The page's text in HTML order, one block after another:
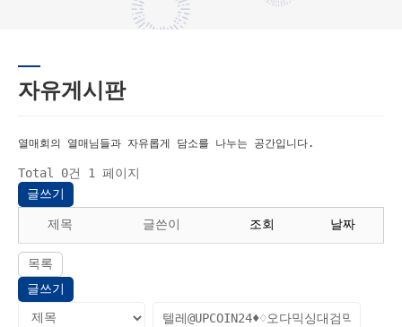
자유게시판
열매회의 열매님들과 자유롭게 담소를 나누는 공간입니다.
Total 0건
1 페이지
글쓰기
제목 글쓴이 조회 날짜
목록
글쓰기